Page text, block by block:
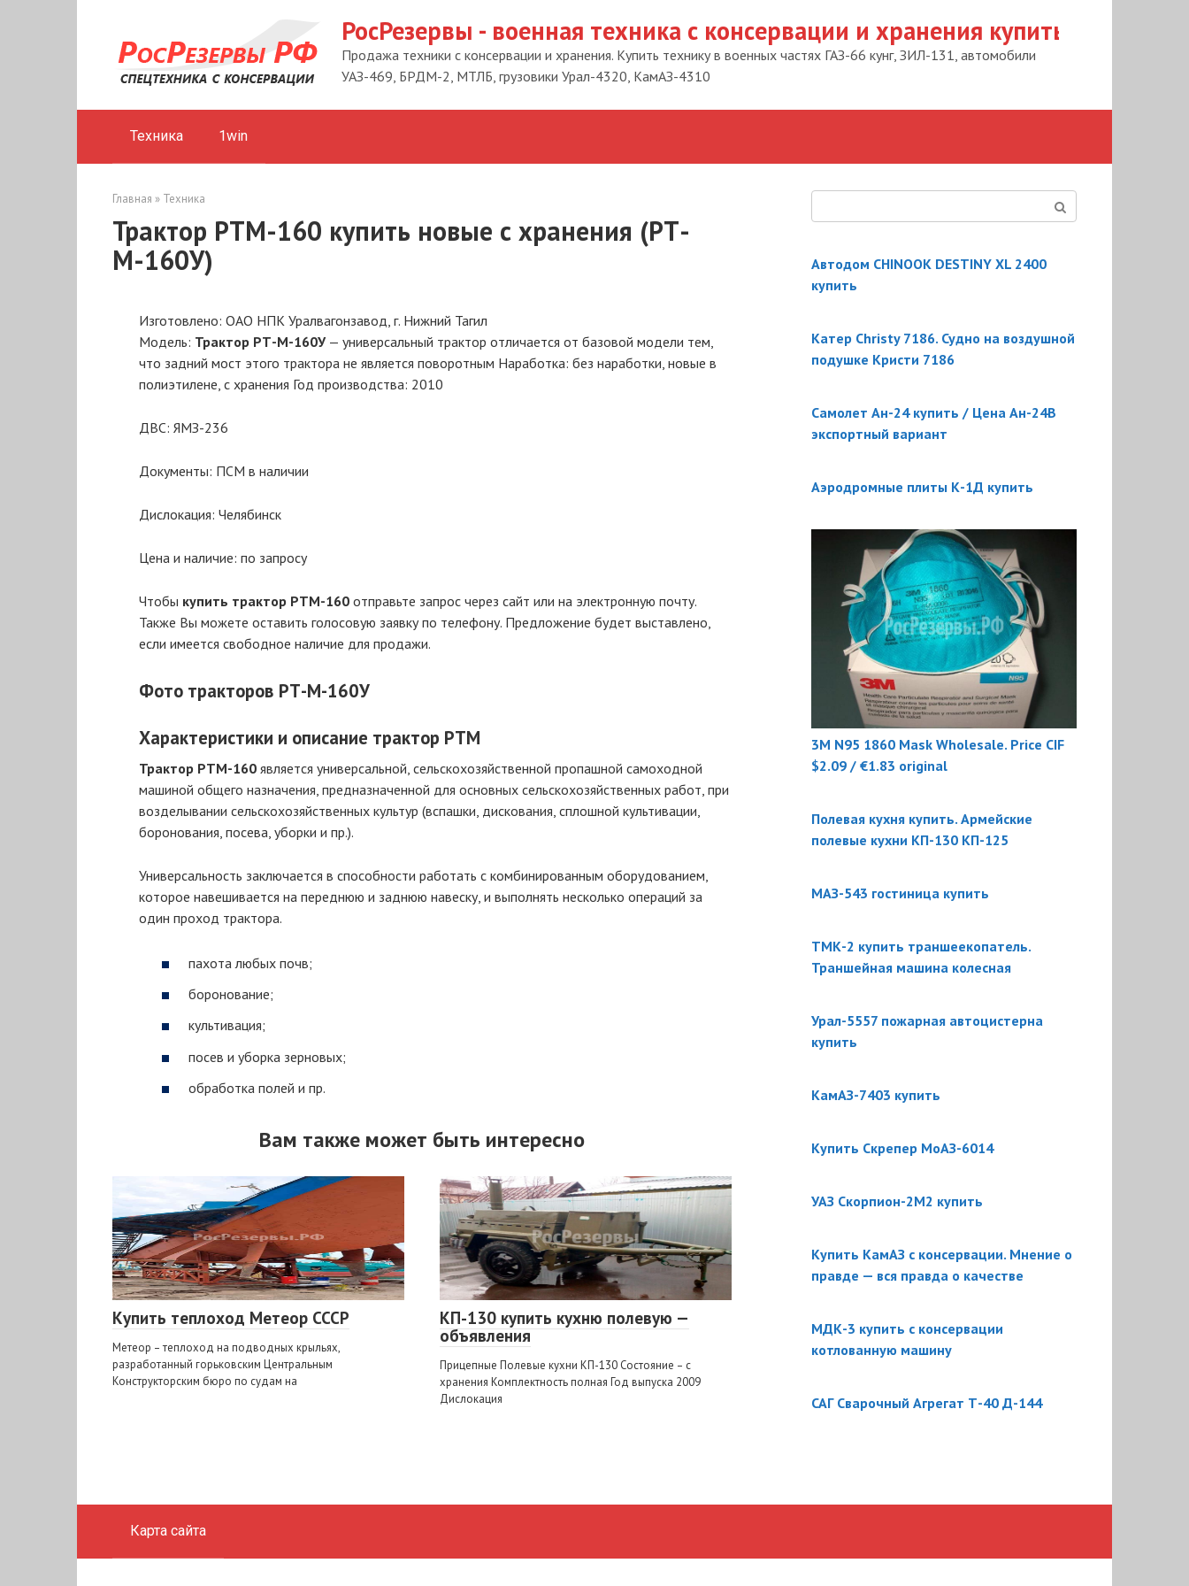
РосРезервы - военная техника с консервации и хранения купить
Продажа техники с консервации и хранения. Купить технику в военных частях ГАЗ-66 кунг, ЗИЛ-131, автомобили
УАЗ-469, БРДМ-2, МТЛБ, грузовики Урал-4320, КамАЗ-4310
Техника 1win
Главная » Техника
Трактор РТМ-160 купить новые с хранения (РТ-
М-160У)
Изготовлено: ОАО НПК Уралвагонзавод, г. Нижний Тагил
Модель: Трактор РТ-М-160У— универсальный трактор отличается от базовой модели тем,
что задний мост этого трактора не является поворотным Наработка: без наработки, новые в
полиэтилене, с хранения Год производства: 2010
ДВС: ЯМЗ-236
Документы: ПСМ в наличии
Дислокация: Челябинск
Цена и наличие: по запросу
Чтобы купить трактор РТМ-160 отправьте запрос через сайт или на электронную почту.
Также Вы можете оставить голосовую заявку по телефону. Предложение будет выставлено,
если имеется свободное наличие для продажи.
Фото тракторов РТ-М-160У
Характеристики и описание трактор РТМ
Трактор РТМ-160 является универсальной, сельскохозяйственной пропашной самоходной
машиной общего назначения, предназначенной для основных сельскохозяйственных работ, при
возделывании сельскохозяйственных культур (вспашки, дискования, сплошной культивации,
боронования, посева, уборки и пр.).
Универсальность заключается в способности работать с комбинированным оборудованием,
которое навешивается на переднюю и заднюю навеску, и выполнять несколько операций за
один проход трактора.
пахота любых почв;
боронование;
культивация;
посев и уборка зерновых;
обработка полей и пр.
Вам также может быть интересно
Купить теплоход Метеор СССР
Метеор – теплоход на подводных крыльях,
разработанный горьковским Центральным
Конструкторским бюро по судам на
КП-130 купить кухню полевую —
объявления
Прицепные Полевые кухни КП-130 Состояние – с
хранения Комплектность полная Год выпуска 2009
Дислокация
Автодом CHINOOK DESTINY XL 2400
купить
Катер Christy 7186. Судно на воздушной
подушке Кристи 7186
Самолет Ан-24 купить / Цена Ан-24В
экспортный вариант
Аэродромные плиты К-1Д купить
3M N95 1860 Mask Wholesale. Price CIF
$2.09 / €1.83 original
Полевая кухня купить. Армейские
полевые кухни КП-130 КП-125
МАЗ-543 гостиница купить
ТМК-2 купить траншеекопатель.
Траншейная машина колесная
Урал-5557 пожарная автоцистерна
купить
КамАЗ-7403 купить
Купить Скрепер МоАЗ-6014
УАЗ Скорпион-2М2 купить
Купить КамАЗ с консервации. Мнение о
правде — вся правда о качестве
МДК-3 купить с консервации
котлованную машину
САГ Сварочный Агрегат Т-40 Д-144
Карта сайта